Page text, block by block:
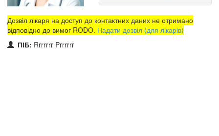
Дозвіл лікаря на доступ до контактних даних не отримано
відповідно до вимог RODO. Надати дозвіл (для лікарів)
ПІБ: Rrrrrrr Prrrrrr